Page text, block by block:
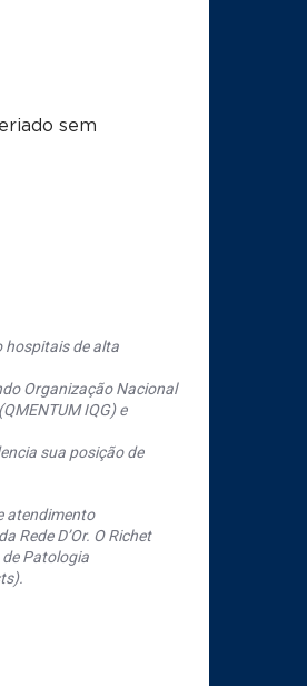
sem
hospitais de alta
Organização Nacional
IQG) e
sua posição de
atendimento
Rede D’Or. O Richet
Patologia